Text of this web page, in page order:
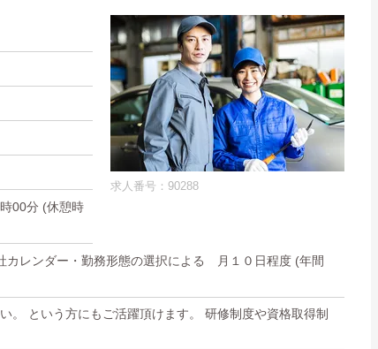
求人番号：90288
00分 (休憩時
カレンダー・勤務形態の選択による 月１０日程度 (年間
。 という方にもご活躍頂けます。 研修制度や資格取得制